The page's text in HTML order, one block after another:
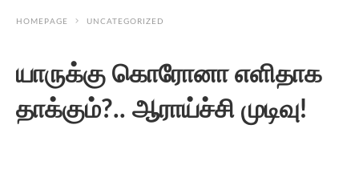
HOMEPAGE UNCATEGORIZED
யாருக்கு கொரோனா எளிதாக
தாக்கும்?.. ஆராய்ச்சி முடிவு!